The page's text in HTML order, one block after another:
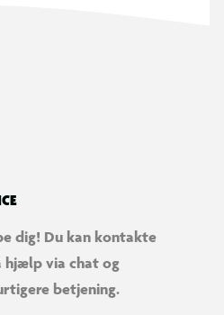
dig! Du kan kontakte
hjælp via chat og
betjening.